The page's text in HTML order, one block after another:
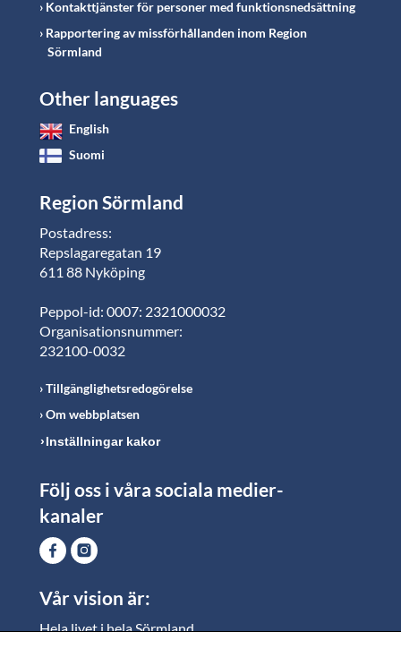
Kontakttjänster för personer med funktionsnedsättning
Rapportering av missförhållanden inom Region
Sörmland
Other languages
English
Suomi
Region Sörmland
Postadress:
Repslagaregatan 19
611 88 Nyköping
Peppol-id: 0007: 2321000032
Organisationsnummer:
232100-0032
Tillgänglighetsredogörelse
Om webbplatsen
Inställningar kakor
Följ oss i våra sociala medier-
kanaler
Vår vision är:
Hela livet i hela Sörmland.